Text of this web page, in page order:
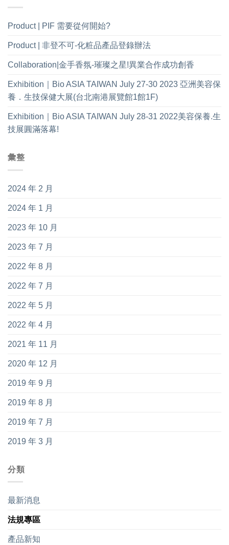
Product | PIF 需要從何開始?
Product | 非登不可-化粧品產品登錄辦法
Collaboration|金手香氛-璀璨之星!異業合作成功創香
Exhibition｜Bio ASIA TAIWAN July 27-30 2023 亞洲美容保
養．生技保健大展(台北南港展覽館1館1F)
Exhibition｜Bio ASIA TAIWAN July 28-31 2022美容保養.生
技展圓滿落幕!
彙整
2024 年 2 月
2024 年 1 月
2023 年 10 月
2023 年 7 月
2022 年 8 月
2022 年 7 月
2022 年 5 月
2022 年 4 月
2021 年 11 月
2020 年 12 月
2019 年 9 月
2019 年 8 月
2019 年 7 月
2019 年 3 月
分類
最新消息
法規專區
產品新知